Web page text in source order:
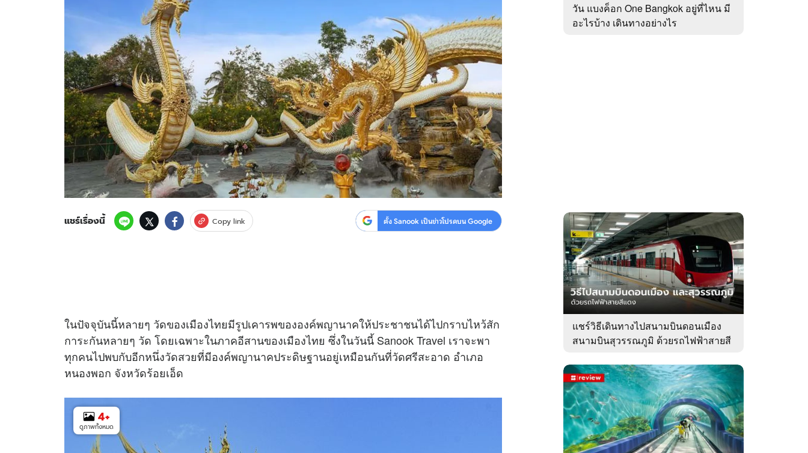
ดาวน์โหลดสนุกแอปฟรี ติดตามสนุกโซเชียลได้ที่
สงวนลิขสิทธิ์ ©2569บริษัท อิมเมจ ฟิวเจอร์ (ประเทศไทย) จำกัด
แชร์เรื่องนี้ Copy link ตั้ง Sanook เป็นข่าวโปรดบน Google
ในปัจจุบันนี้หลายๆ วัดของเมืองไทยมีรูปเคารพขององค์พญานาคให้ประชาชนได้ไปกราบไหว้สัก
การะกันหลายๆ วัด โดยเฉพาะในภาคอีสานของเมืองไทย ซึ่งในวันนี้ Sanook Travel เราจะพา
ทุกคนไปพบกับอีกหนึ่งวัดสวยที่มีองค์พญานาคประดิษฐานอยู่เหมือนกันที่วัดศรีสะอาด อำเภอ
หนองพอก จังหวัดร้อยเอ็ด
4+
ดูภาพทั้งหมด
วัน แบงค็อก One Bangkok อยู่ที่ไหน มี
อะไรบ้าง เดินทางอย่างไร
แชร์วิธีเดินทางไปสนามบินดอนเมือง
สนามบินสุวรรณภูมิ ด้วยรถไฟฟ้าสายสี